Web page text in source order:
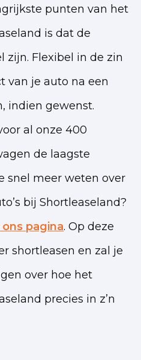
punten van het
is dat de
zijn. Flexibel in de zin
van je auto na een
indien gewenst.
al onze 400
de laagste
snel meer weten over
bij Shortleaseland?
ons pagina. Op deze
shortleasen en zal je
over hoe het
precies in z’n